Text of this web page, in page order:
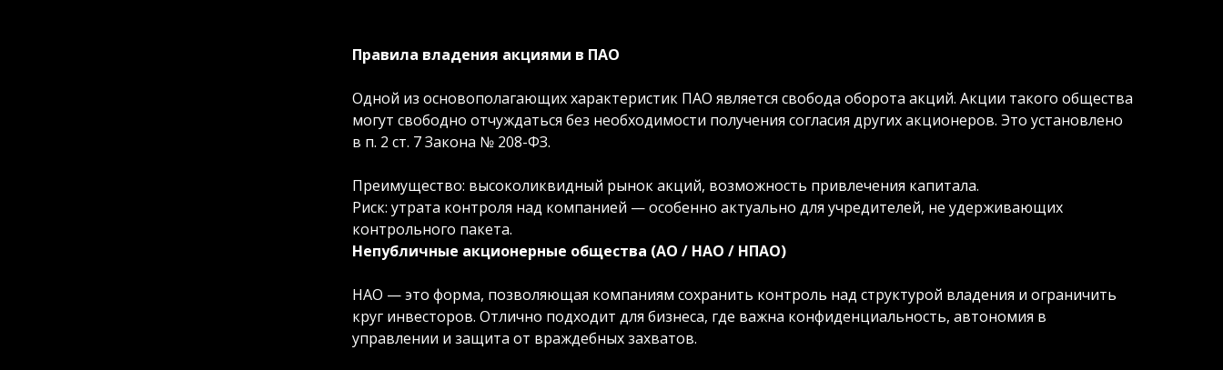
Правила владения акциями в ПАО
Одной из основополагающих характеристик ПАО является свобода оборота акций. Акции такого общества
могут свободно отчуждаться без необходимости получения согласия других акционеров. Это установлено
в п. 2 ст. 7 Закона № 208-ФЗ.
Преимущество: высоколиквидный рынок акций, возможность привлечения капитала.
Риск: утрата контроля над компанией — особенно актуально для учредителей, не удерживающих
контрольного пакета.
Непубличные акционерные общества (АО / НАО / НПАО)
НАО — это форма, позволяющая компаниям сохранить контроль над структурой владения и ограничить
круг инвесторов. Отлично подходит для бизнеса, где важна конфиденциальность, автономия в
управлении и защита от враждебных захватов.